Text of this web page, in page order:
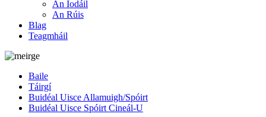
An Iodáil
An Rúis
Blag
Teagmháil
Baile
Táirgí
Buidéal Uisce Allamuigh/Spóirt
Buidéal Uisce Spóirt Cineál-U